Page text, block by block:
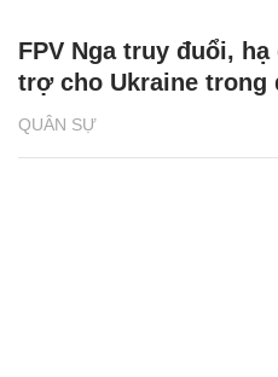
QUÂN SỰ
FPV Nga truy đuổi,
trợ cho Ukraine trong